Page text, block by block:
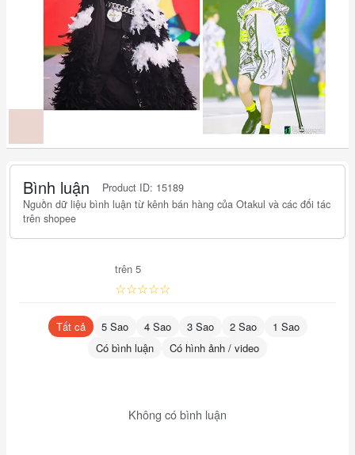
Bình luận
Product ID: 15189
Nguồn dữ liệu bình luận từ kênh bán hàng của Otakul và các đối tác
trên shopee
trên 5
☆☆☆☆☆
Tất cả 5 Sao 4 Sao 3 Sao 2 Sao
1 Sao
Có bình luận
Có hình ảnh / video
Không có bình luận